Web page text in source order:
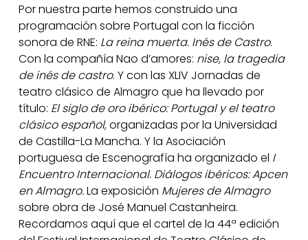
Por nuestra parte hemos construido una
programación sobre Portugal con la ficción
sonora de RNE: La reina muerta. Inés de Castro.
Con la compañía Nao d’amores: nise, la tragedia
de inés de castro. Y con las XLIV Jornadas de
teatro clásico de Almagro que ha llevado por
título: El siglo de oro ibérico: Portugal y el teatro
clásico español,organizadas por la Universidad
de Castilla-La Mancha. Y la Asociación
portuguesa de Escenografía ha organizado el I
Encuentro Internacional. Diálogos ibéricos: Apcen
en Almagro.La exposición Mujeres de Almagro
sobre obra de José Manuel Castanheira.
Recordamos aquí que el cartel de la 44ª edición